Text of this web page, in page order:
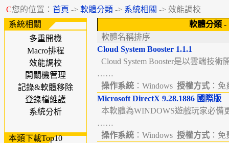
C您的位置： 首頁 -> 軟體分類 -> 系統相關 -> 效能調校
系統相關
多重開機
Macro排程
效能調校
開關機管理
記錄&軟體移除
登錄檔維護
系統分析
本類下載Top10
軟體分類 -
軟體名稱排序
Cloud System Booster 1.1.1
Cloud System Booster是以雲端技術
……
操作系統 ：Windows 授權方式 ：
Microsoft DirectX 9.28.1886 國際版
本軟體為WINDOWS遊戲玩家必
……
操作系統 ：Windows 授權方式 ：